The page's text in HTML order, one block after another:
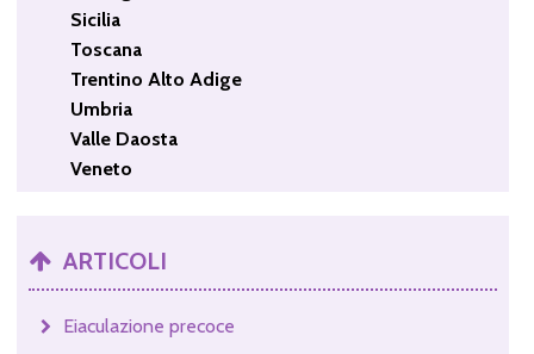
Sicilia
Toscana
Trentino Alto Adige
Umbria
Valle Daosta
Veneto
ARTICOLI
Eiaculazione precoce